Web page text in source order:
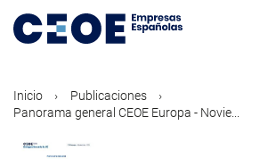
contenido
Inicio
Publicaciones
Panorama general CEOE Europa - Novie...